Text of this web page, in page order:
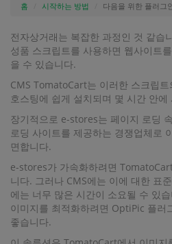
홈 시작하는 방법 다음을 위한 플러그
전자상거래는 복잡한 과정인 것 같습
성품 스크립트를 사용하면 웹사이트
을 수 있습니다.
CMS TomatoCart는 이러한 스크립
호스팅에 쉽게 설치되며 몇 시간 안에
장기적으로 e-stores는 페이지 로딩
로딩 사이트를 제공하는 경쟁업체로
면합니다.
e-stores가 가속화하려면
니다. 그러나 CMS에는 이에 대한 표
에는 너무 많은 시간이 소요될 수 있
이미지를 최적화하려면 OptiPic 플러
좋습니다.